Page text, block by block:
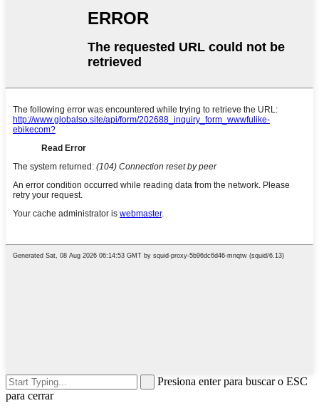
Presiona enter para buscar o ESC
para cerrar